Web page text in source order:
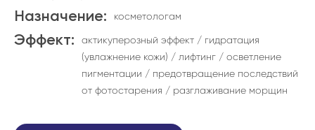
Назначение: косметологам
Эффект:
актикуперозный эффект / гидратация
(увлажнение кожи) / лифтинг / осветление
пигментации / предотвращение последствий
от фотостарения / разглаживание морщин